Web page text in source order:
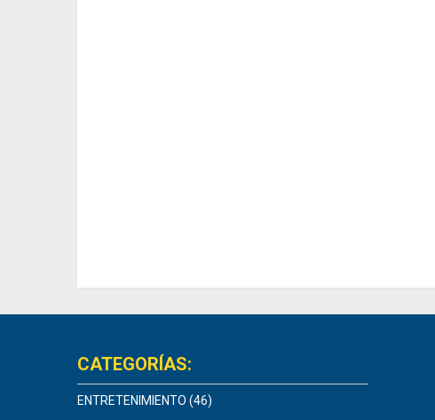
CATEGORÍAS:
ENTRETENIMIENTO (46)